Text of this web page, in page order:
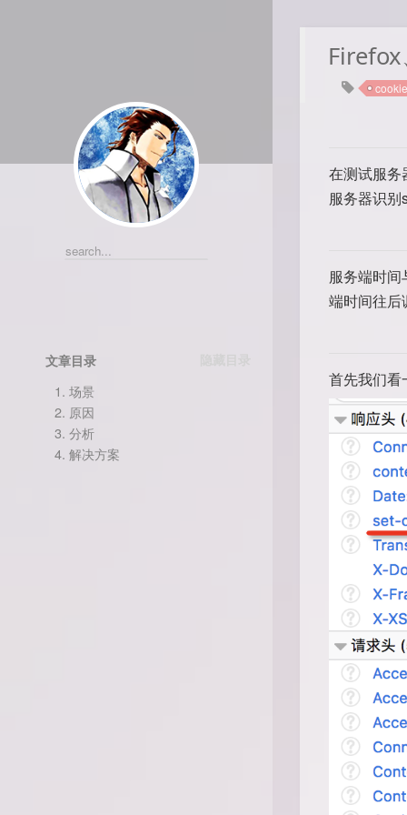
cookie
在测试服务
服务器识
服务端时
端时间往后
首先我们看
文章目录
1. 场景
2. 原因
3. 分析
4. 解决方案